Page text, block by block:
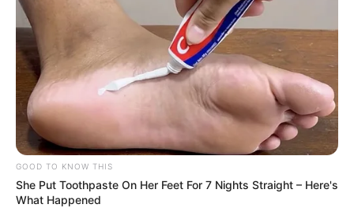
GOOD TO KNOW THIS
She Put Toothpaste On Her Feet For 7 Nights Straight – Here's
What Happened